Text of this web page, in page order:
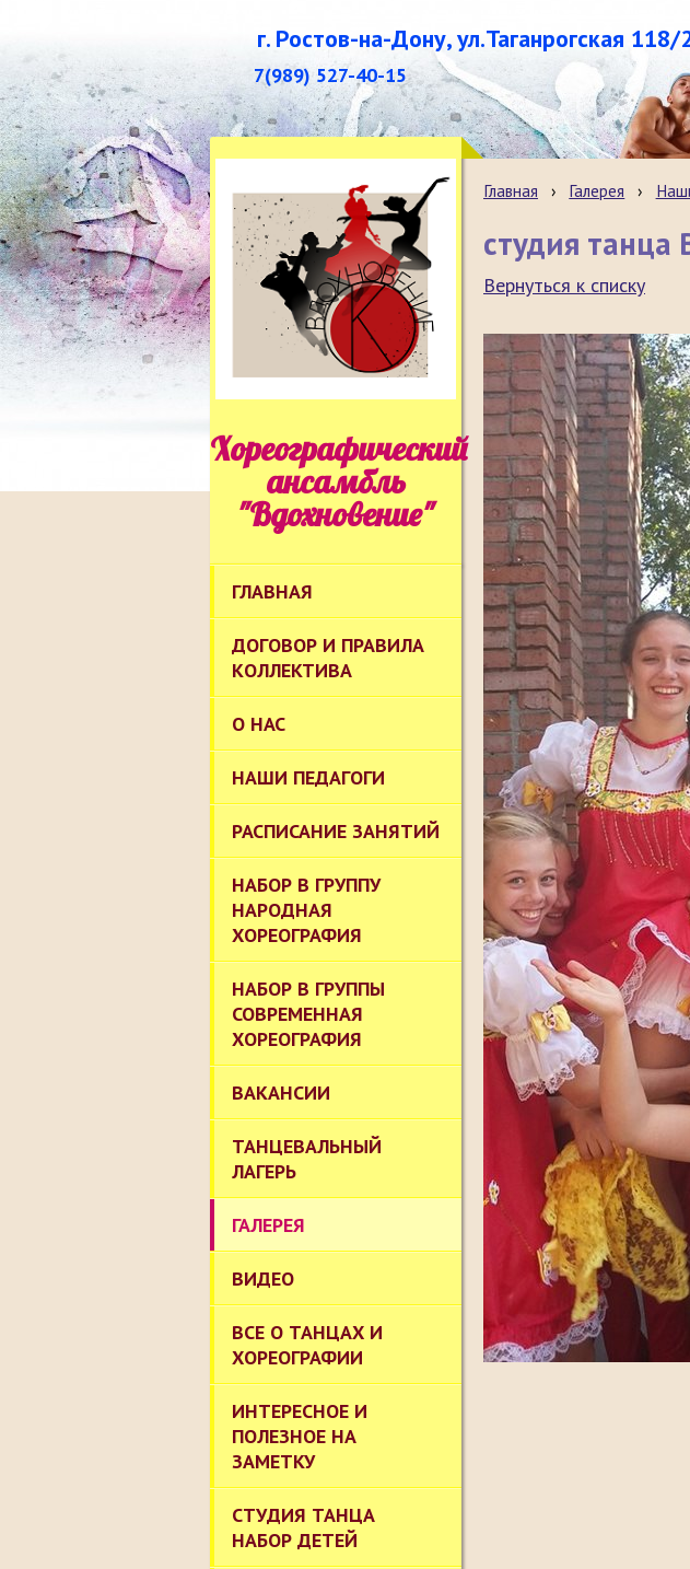
г. Ростов-на-Дону, ул.Таганрогская 118/
7(989) 527-40-15
Хореографический
ансамбль
"Вдохновение"
ГЛАВНАЯ
ДОГОВОР И ПРАВИЛА
КОЛЛЕКТИВА
О НАС
НАШИ ПЕДАГОГИ
РАСПИСАНИЕ ЗАНЯТИЙ
НАБОР В ГРУППУ
НАРОДНАЯ
ХОРЕОГРАФИЯ
НАБОР В ГРУППЫ
СОВРЕМЕННАЯ
ХОРЕОГРАФИЯ
ВАКАНСИИ
ТАНЦЕВАЛЬНЫЙ
ЛАГЕРЬ
ГАЛЕРЕЯ
ВИДЕО
ВСЕ О ТАНЦАХ И
ХОРЕОГРАФИИ
ИНТЕРЕСНОЕ И
ПОЛЕЗНОЕ НА
ЗАМЕТКУ
СТУДИЯ ТАНЦА
НАБОР ДЕТЕЙ
Главная › Галерея ›
студия танца
Вернуться к списку